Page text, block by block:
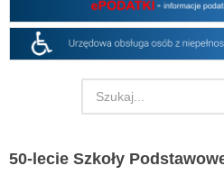
50-lecie Szkoły